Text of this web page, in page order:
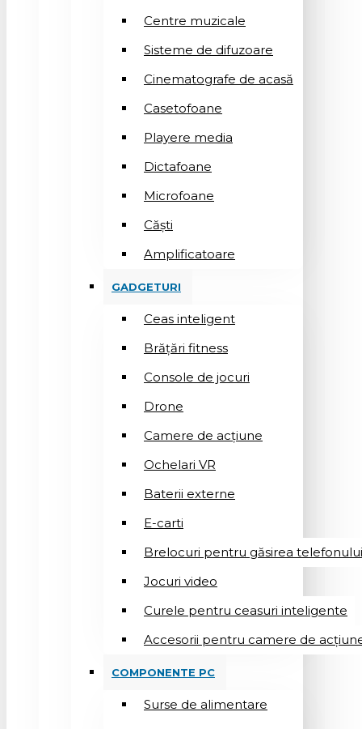
Centre muzicale
Sisteme de difuzoare
Cinematografe de acasă
Casetofoane
Playere media
Dictafoane
Microfoane
Căşti
Amplificatoare
GADGETURI
Ceas inteligent
Brățări fitness
Console de jocuri
Drone
Camere de acțiune
Ochelari VR
Baterii externe
E-carti
Brelocuri pentru găsirea telefonului
Jocuri video
Curele pentru ceasuri inteligente
Accesorii pentru camere de
COMPONENTE PC
Surse de alimentare